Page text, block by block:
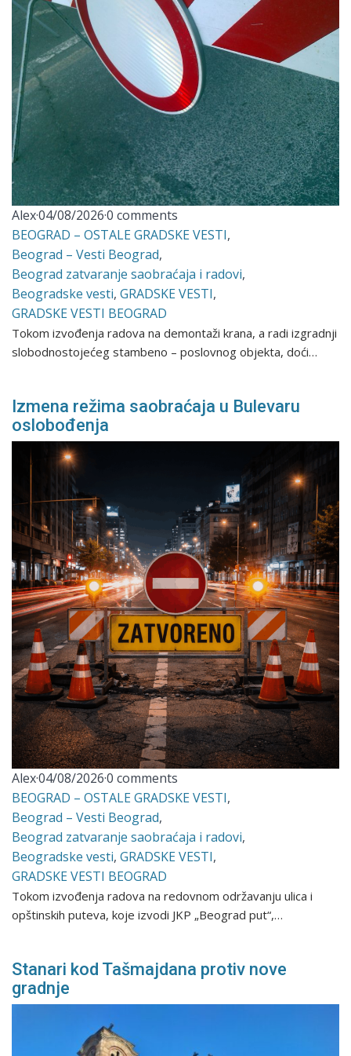
Alex·04/08/2026·0 comments
BEOGRAD – OSTALE GRADSKE VESTI,
Beograd – Vesti Beograd,
Beograd zatvaranje saobraćaja i radovi,
Beogradske vesti,GRADSKE VESTI,
GRADSKE VESTI BEOGRAD
Tokom izvođenja radova na demontaži krana, a radi izgradnji
slobodnostojećeg stambeno – poslovnog objekta, doći…
Izmena režima saobraćaja u Bulevaru
oslobođenja
Alex·04/08/2026·0 comments
BEOGRAD – OSTALE GRADSKE VESTI,
Beograd – Vesti Beograd,
Beograd zatvaranje saobraćaja i radovi,
Beogradske vesti,GRADSKE VESTI,
GRADSKE VESTI BEOGRAD
Tokom izvođenja radova na redovnom održavanju ulica i
opštinskih puteva, koje izvodi JKP „Beograd put“,…
Stanari kod Tašmajdana protiv nove
gradnje